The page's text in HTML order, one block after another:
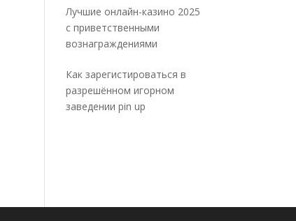
Лучшие онлайн-казино 2025
с приветственными
вознаграждениями
Как зарегистироваться в
разрешённом игорном
заведении pin up